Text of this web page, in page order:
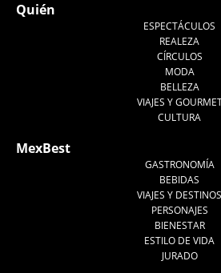
Quién
ESPECTÁCULOS
REALEZA
CÍRCULOS
MODA
BELLEZA
VIAJES Y
CULTURA
MexBest
GASTRONOMÍA
BEBIDAS
VIAJES Y DESTINOS
PERSONAJES
BIENESTAR
ESTILO DE VIDA
JURADO